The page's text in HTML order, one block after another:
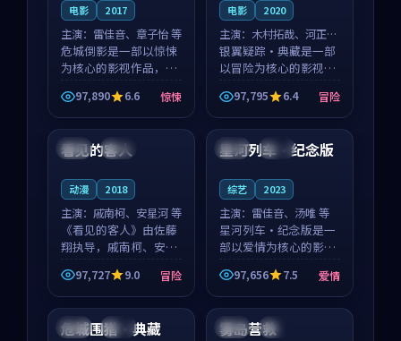
电影 2017
主演： 雷佳音、章子怡 等
危城倒影是一部以惊悚
为核心的影视作品，围
绕危机、反转与人物成
长展开，整体节奏紧
凑，值得推荐观看。
97,890 6.6 惊悚
电影 2020
主演： 木村拓哉、河正宇
等
银翼疑踪·典藏是一部
以冒险为核心的影视作
品，围绕危机、反转与
人物成长展开，整体节
奏紧凑，值得推荐观
看。
97,795 6.4 冒险
泰国 完结
看见的客人
动漫 2018
主演： 戚南柯、安星河 等
《看见的客人》由佐藤
翔执导，戚南柯、安星
河领衔主演，是一部
2018年上映的泰国冒险
动漫。影片以海岸抒情
为切入，呈现一段从初
遇到告别都浸着真实情
97,727 9.0 冒险
泰国 热播
星河列车·纪念版
综艺 2023
主演： 雷佳音、汤唯 等
星河列车·纪念版是一
部以爱情为核心的影视
作品，围绕危机、反转
与人物成长展开，整体
节奏紧凑，值得推荐观
看。
97,656 7.5 爱情
中国 热播
危城围猎·典藏 英国 院线
雾岛营救